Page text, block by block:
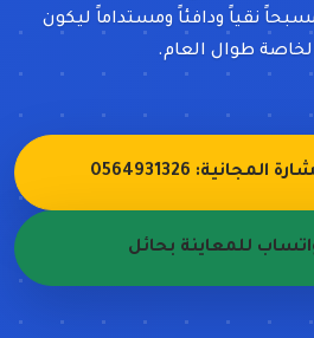
نقياً ودافئاً ومستداماً ليكون
طوال العام.
0564931326
للمعاينة بحائل